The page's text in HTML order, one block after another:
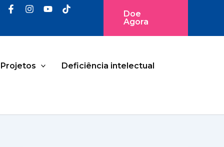
Doe
Agora
Projetos
Deficiência intelectual